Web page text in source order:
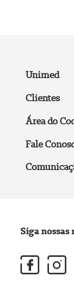
Unimed
Clientes
Área do
Fale
Siga nossas